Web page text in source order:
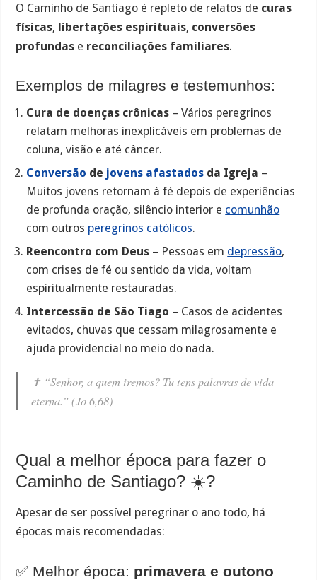
O Caminho de Santiago é repleto de relatos de curas
físicas, libertações espirituais, conversões
profundas e reconciliações familiares.
Exemplos de milagres e testemunhos:
Cura de doenças crônicas – Vários peregrinos
relatam melhoras inexplicáveis em problemas de
coluna, visão e até câncer.
Conversão de jovens afastados da Igreja –
Muitos jovens retornam à fé depois de experiências
de profunda oração, silêncio interior e comunhão
com outros peregrinos católicos.
Reencontro com Deus – Pessoas em depressão,
com crises de fé ou sentido da vida, voltam
espiritualmente restauradas.
Intercessão de São Tiago – Casos de acidentes
evitados, chuvas que cessam milagrosamente e
ajuda providencial no meio do nada.
✝️ “Senhor, a quem iremos? Tu tens palavras de vida
eterna.” (Jo 6,68)
Qual a melhor época para fazer o
Caminho de Santiago? ☀️?️
Apesar de ser possível peregrinar o ano todo, há
épocas mais recomendadas:
✅ Melhor época: primavera e outono